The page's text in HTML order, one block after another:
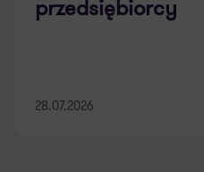
przedsiębiorcy
28.07.2026